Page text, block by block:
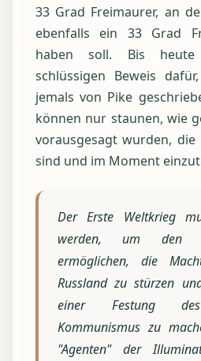
33 Grad Freimaurer, an
ebenfalls ein 33 Grad
haben soll. Bis
schlüssigen Beweis
jemals von Pike
können nur staunen, wie
vorausgesagt wurden,
sind und im Moment
Der Erste Weltkrieg
werden, um den
ermöglichen, die
Russland zu stürzen
einer Festung des
Kommunismus zu
"Agenten" der